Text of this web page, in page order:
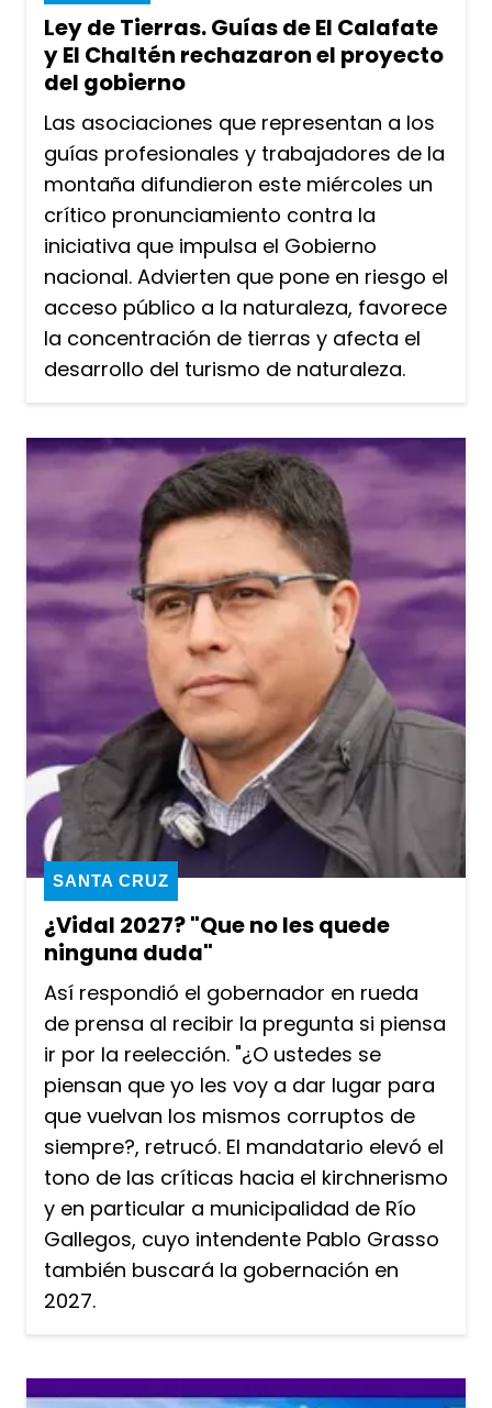
Ley de Tierras. Guías de El Calafate
y El Chaltén rechazaron el proyecto
del gobierno
Las asociaciones que representan a los
guías profesionales y trabajadores de la
montaña difundieron este miércoles un
crítico pronunciamiento contra la
iniciativa que impulsa el Gobierno
nacional. Advierten que pone en riesgo el
acceso público a la naturaleza, favorece
la concentración de tierras y afecta el
desarrollo del turismo de naturaleza.
¿Vidal 2027? "Que no les quede
ninguna duda"
SANTA CRUZ
Así respondió el gobernador en rueda
de prensa al recibir la pregunta si piensa
ir por la reelección. "¿O ustedes se
piensan que yo les voy a dar lugar para
que vuelvan los mismos corruptos de
siempre?, retrucó. El mandatario elevó el
tono de las críticas hacia el kirchnerismo
y en particular a municipalidad de Río
Gallegos, cuyo intendente Pablo Grasso
también buscará la gobernación en
2027.